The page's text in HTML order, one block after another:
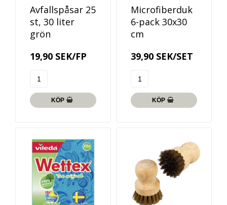
Avfallspåsar 25
st, 30 liter
grön
19,90 SEK/FP
KÖP
Microfiberduk
6-pack 30x30
cm
39,90 SEK/SET
KÖP